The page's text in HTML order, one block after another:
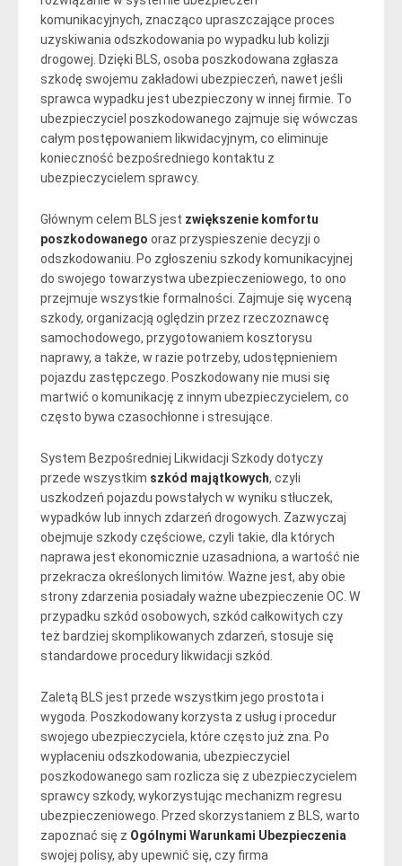
komunikacyjnych, znacząco upraszczające proces
uzyskiwania odszkodowania po wypadku lub kolizji
drogowej. Dzięki BLS, osoba poszkodowana zgłasza
szkodę swojemu zakładowi ubezpieczeń, nawet jeśli
sprawca wypadku jest ubezpieczony w innej firmie. To
ubezpieczyciel poszkodowanego zajmuje się wówczas
całym postępowaniem likwidacyjnym, co eliminuje
konieczność bezpośredniego kontaktu z
ubezpieczycielem sprawcy.
Głównym celem BLS jest zwiększenie komfortu
poszkodowanego oraz przyspieszenie decyzji o
odszkodowaniu. Po zgłoszeniu szkody komunikacyjnej
do swojego towarzystwa ubezpieczeniowego, to ono
przejmuje wszystkie formalności. Zajmuje się wyceną
szkody, organizacją oględzin przez rzeczoznawcę
samochodowego, przygotowaniem kosztorysu
naprawy, a także, w razie potrzeby, udostępnieniem
pojazdu zastępczego. Poszkodowany nie musi się
martwić o komunikację z innym ubezpieczycielem, co
często bywa czasochłonne i stresujące.
System Bezpośredniej Likwidacji Szkody dotyczy
przede wszystkim szkód majątkowych, czyli
uszkodzeń pojazdu powstałych w wyniku stłuczek,
wypadków lub innych zdarzeń drogowych. Zazwyczaj
obejmuje szkody częściowe, czyli takie, dla których
naprawa jest ekonomicznie uzasadniona, a wartość nie
przekracza określonych limitów. Ważne jest, aby obie
strony zdarzenia posiadały ważne ubezpieczenie OC. W
przypadku szkód osobowych, szkód całkowitych czy
też bardziej skomplikowanych zdarzeń, stosuje się
standardowe procedury likwidacji szkód.
Zaletą BLS jest przede wszystkim jego prostota i
wygoda. Poszkodowany korzysta z usług i procedur
swojego ubezpieczyciela, które często już zna. Po
wypłaceniu odszkodowania, ubezpieczyciel
poszkodowanego sam rozlicza się z ubezpieczycielem
sprawcy szkody, wykorzystując mechanizm regresu
ubezpieczeniowego. Przed skorzystaniem z BLS, warto
zapoznać się z Ogólnymi Warunkami Ubezpieczenia
swojej polisy, aby upewnić się, czy firma